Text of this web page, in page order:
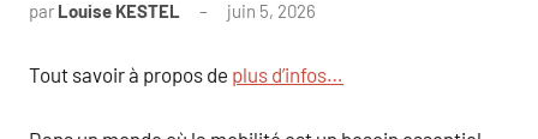
par Louise KESTEL juin 5, 2026
Tout savoir à propos de plus d’infos…